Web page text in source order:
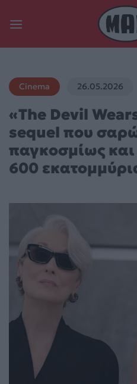
Cinema 26.05.2026
«The Devil
sequel που
παγκοσμίως
600